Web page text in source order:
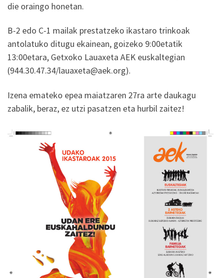
die oraingo honetan.
B-2 edo C-1 mailak prestatzeko ikastaro trinkoak
antolatuko ditugu ekainean, goizeko 9:00etatik
13:00etara, Getxoko Lauaxeta AEK euskaltegian
(944.30.47.34/lauaxeta@aek.org).
Izena emateko epea maiatzaren 27ra arte daukagu
zabalik, beraz, ez utzi pasatzen eta hurbil zaitez!